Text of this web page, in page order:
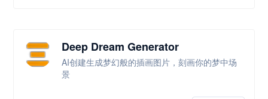
Deep Dream Generator
AI创建生成梦幻般的插画图片，刻画你的梦中场
景